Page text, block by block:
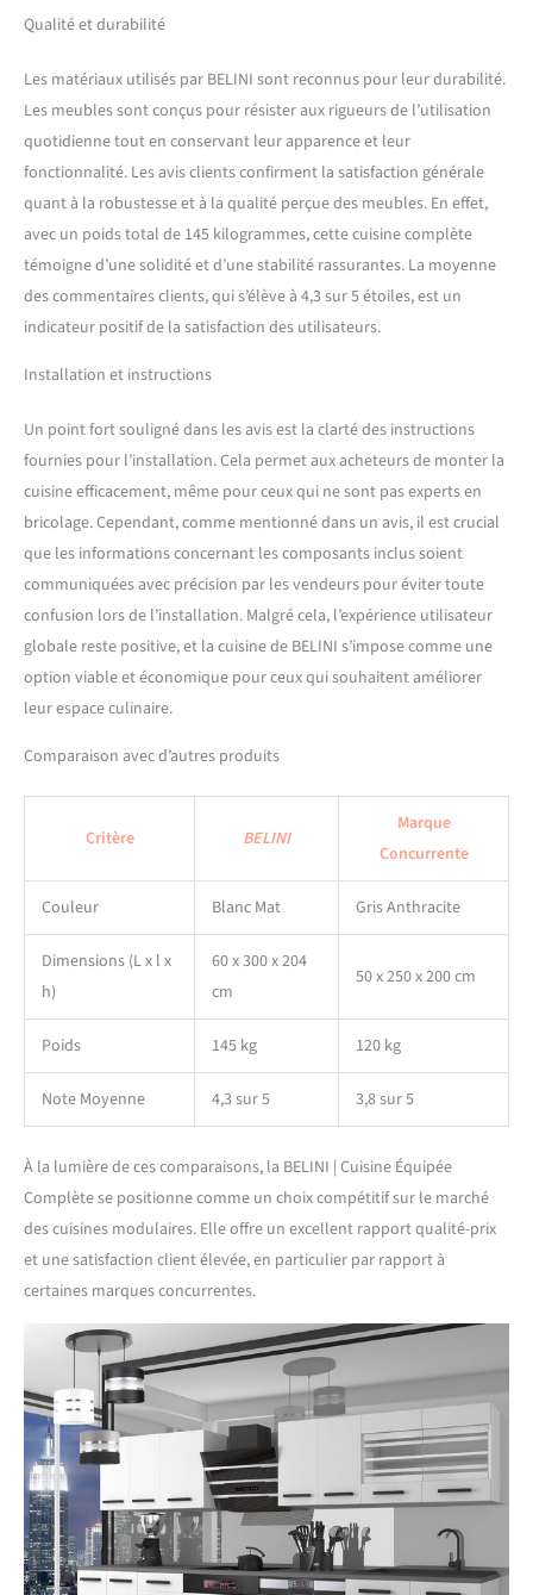
& LONGÉVITÉ – Les chants
en polymère ABS résistants
protègent toutes les arêtes
et surfaces contre les
rayures, les chocs et l’usure.
Le système PRO+ prolonge
significativement la durée
de vie des meubles de
cuisine et garantit une
qualité durable. SYSTÈME
NEXUS ALUMINIUM &
galvanique pour une grande
résistance et un design
moderne. Les pieds
réglables en hauteur
compensent les irrégularités
du sol et assurent une
stabilité optimale.
Qualité et durabilité
Les matériaux utilisés par BELINI sont reconnus pour leur durabilité.
Les meubles sont conçus pour résister aux rigueurs de l’utilisation
quotidienne tout en conservant leur apparence et leur
fonctionnalité. Les avis clients confirment la satisfaction générale
quant à la robustesse et à la qualité perçue des meubles. En effet,
avec un poids total de 145 kilogrammes, cette cuisine complète
témoigne d’une solidité et d’une stabilité rassurantes. La moyenne
des commentaires clients, qui s’élève à 4,3 sur 5 étoiles, est un
indicateur positif de la satisfaction des utilisateurs.
Installation et instructions
Un point fort souligné dans les avis est la clarté des instructions
fournies pour l’installation. Cela permet aux acheteurs de monter la
cuisine efficacement, même pour ceux qui ne sont pas experts en
bricolage. Cependant, comme mentionné dans un avis, il est crucial
que les informations concernant les composants inclus soient
communiquées avec précision par les vendeurs pour éviter toute
confusion lors de l’installation. Malgré cela, l’expérience utilisateur
globale reste positive, et la cuisine de BELINI s’impose comme une
option viable et économique pour ceux qui souhaitent améliorer
leur espace culinaire.
Comparaison avec d’autres produits
Critère BELINI
Marque
Concurrente
Couleur Blanc Mat Gris Anthracite
Dimensions (L x l x
h)
60 x 300 x 204
cm
50 x 250 x 200 cm
Poids 145 kg 120 kg
Note Moyenne 4,3 sur 5 3,8 sur 5
À la lumière de ces comparaisons, la BELINI | Cuisine Équipée
Complète se positionne comme un choix compétitif sur le marché
des cuisines modulaires. Elle offre un excellent rapport qualité-prix
et une satisfaction client élevée, en particulier par rapport à
certaines marques concurrentes.